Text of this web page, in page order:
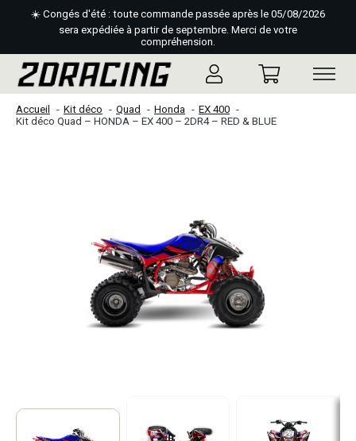
☀️ Congés d'été : toute commande passée après le 05/08/2026
sera expédiée à partir de septembre. Merci de votre
compréhension.
Accueil Kit déco Quad Honda
EX 400
Kit déco Quad – HONDA – EX 400 – 2DR4 – RED & BLUE